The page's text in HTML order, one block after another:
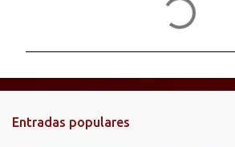
n
t
Entradas populares